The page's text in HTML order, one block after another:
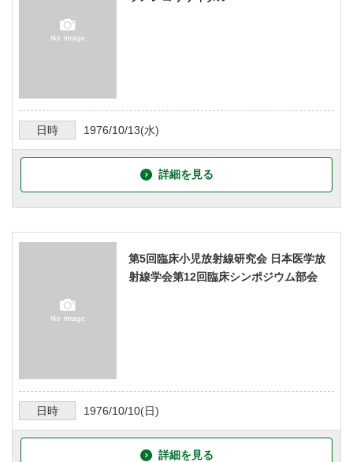
日時 1976/10/13(水)
詳細を見る
第5回臨床小児放射線研究会 日本医学放
射線学会第12回臨床シンポジウム部会
日時 1976/10/10(日)
詳細を見る